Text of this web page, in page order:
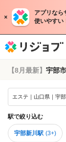
アプリなら
使いやすい
【8月最新】 宇部
エステ｜山口県｜宇
駅で絞り込む
宇部新川駅 (3+)